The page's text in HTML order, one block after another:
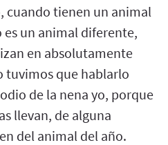
cuando tienen un animal
es un animal diferente,
en absolutamente
tuvimos que hablarlo
de la nena yo, porque
llevan, de alguna
del animal del año.